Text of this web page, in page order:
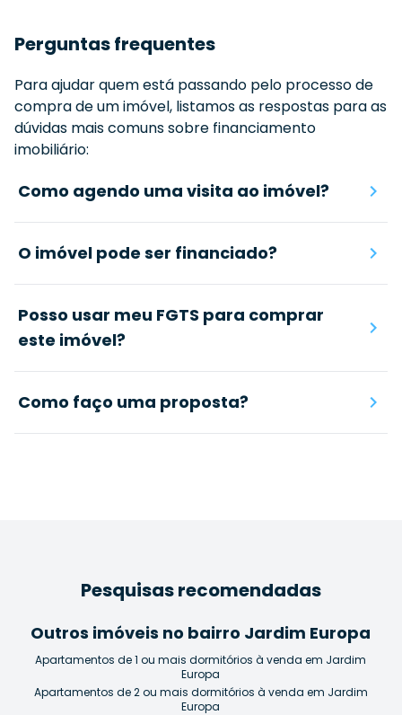
Perguntas frequentes
Para ajudar quem está passando pelo processo de
compra de um imóvel, listamos as respostas para as
dúvidas mais comuns sobre financiamento
imobiliário:
Como agendo uma visita ao imóvel?
O imóvel pode ser financiado?
Posso usar meu FGTS para comprar
este imóvel?
Como faço uma proposta?
Pesquisas recomendadas
Outros imóveis no bairro Jardim Europa
Apartamentos de 1 ou mais dormitórios à venda em Jardim
Europa
Apartamentos de 2 ou mais dormitórios à venda em Jardim
Europa